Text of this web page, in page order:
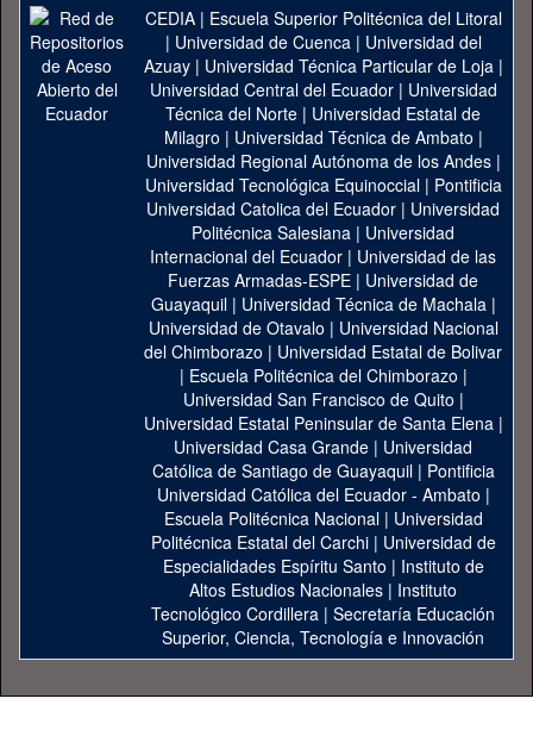
CEDIA| Escuela Superior Politécnica del Litoral
| Universidad de Cuenca| Universidad del
Azuay| Universidad Técnica Particular de Loja|
Universidad Central del Ecuador| Universidad
Técnica del Norte | Universidad Estatal de
Milagro | Universidad Técnica de Ambato |
Universidad Regional Autónoma de los Andes|
Universidad Tecnológica Equinoccial| Pontificia
Universidad Catolica del Ecuador | Universidad
Politécnica Salesiana | Universidad
Internacional del Ecuador | Universidad de las
Fuerzas Armadas-ESPE | Universidad de
Guayaquil| Universidad Técnica de Machala|
Universidad de Otavalo | Universidad Nacional
del Chimborazo | Universidad Estatal de Bolivar
| Escuela Politécnica del Chimborazo |
Universidad San Francisco de Quito |
Universidad Estatal Peninsular de Santa Elena|
Universidad Casa Grande | Universidad
Católica de Santiago de Guayaquil| Pontificia
Universidad Católica del Ecuador - Ambato |
Escuela Politécnica Nacional| Universidad
Politécnica Estatal del Carchi| Universidad de
Especialidades Espíritu Santo | Instituto de
Altos Estudios Nacionales | Instituto
Tecnológico Cordillera | Secretaría Educación
Superior, Ciencia, Tecnología e Innovación